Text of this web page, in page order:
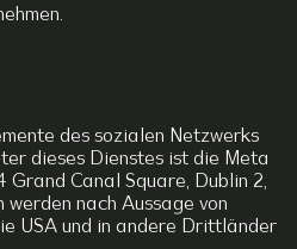
des sozialen Netzwerks
dieses Dienstes ist die Meta
Grand Canal Square, Dublin 2,
nach Aussage von
USA und in andere Drittländer